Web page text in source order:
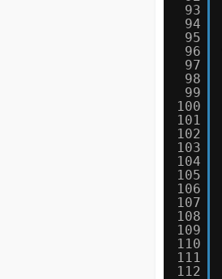
93
94
95
96
97
98
99
100
101
102
103
104
105
106
107
108
109
110
111
112